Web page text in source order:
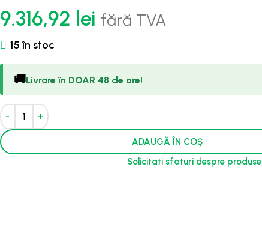
9.316,92 lei fără TVA
15 în stoc
🚚Livrare în DOAR 48 de ore!
- +
ADAUGĂ ÎN COȘ
Solicitati sfaturi despre produse